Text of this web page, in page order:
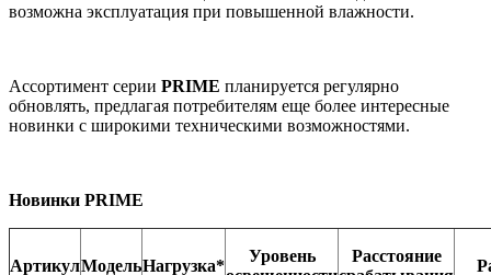
возможна эксплуатация при повышенной влажности.
Ассортимент серии PRIME планируется регулярно
обновлять, предлагая потребителям еще более интересные
новинки с широкими техническими возможностями.
Новинки PRIME
АртикулМодельНагрузка*
Уровень
Расстояние